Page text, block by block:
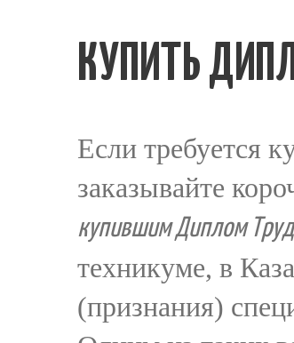
КУПИТЬ
Если требуется
заказывайте
купившим Диплом
техникуме, в
(признания)